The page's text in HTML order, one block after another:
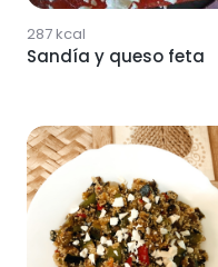
287kcal
Sandía y queso feta